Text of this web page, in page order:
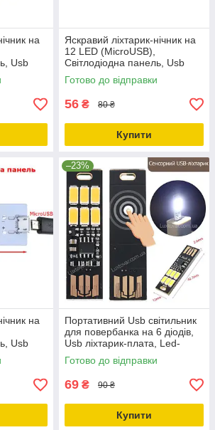
на
Usb
Яскравий ліхтарик-нічник на
12 LED (MicroUSB),
Світлодіодна панель, Usb
Led-підсвітка, 5730 Smd
Готово до відправки
56 ₴ 80 ₴
Купити
на
Usb
–23%
Портативний Usb світильник
для повербанка на 6 діодів,
Usb ліхтарик-плата, Led-
підсвітка для powerbank
Готово до відправки
69 ₴ 90 ₴
Купити